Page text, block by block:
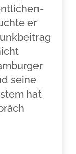
er
seine
hat